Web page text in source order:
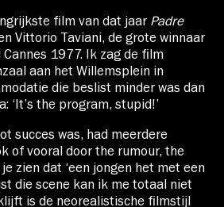
film van dat jaarPadre
Vittorio Taviani, de grote winnaar
1977. Ik zag de film
aan het Willemsplein in
die beslist minder was dan
‘It’s the program, stupid!’
succes was, had meerdere
of vooral door the rumour, the
zien dat ‘een jongen het met een
die scene kan ik me totaal niet
is de neorealistische filmstijl